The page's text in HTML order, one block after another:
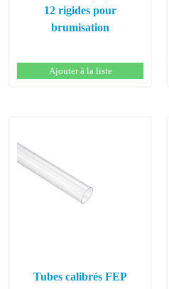
12 rigides pour
brumisation
Ajouter à la liste
Tubes calibrés FEP